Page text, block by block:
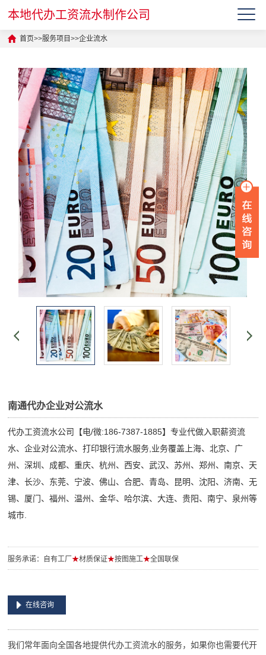
本地代办工资流水制作公司
首页>>服务项目>>企业流水
南通代办企业对公流水
代办工资流水公司【电/微:186-7387-1885】专业代做入职薪资流
水、企业对公流水、打印银行流水服务,业务覆盖上海、北京、广
州、深圳、成都、重庆、杭州、西安、武汉、苏州、郑州、南京、天
津、长沙、东莞、宁波、佛山、合肥、青岛、昆明、沈阳、济南、无
锡、厦门、福州、温州、金华、哈尔滨、大连、贵阳、南宁、泉州等
城市.
服务承诺：自有工厂★材质保证★按图施工★全国联保
在线咨询
我们常年面向全国各地提供代办工资流水的服务，如果你也需要代开